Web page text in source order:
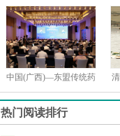
中国(广西)—东盟传统药
热门阅读排行